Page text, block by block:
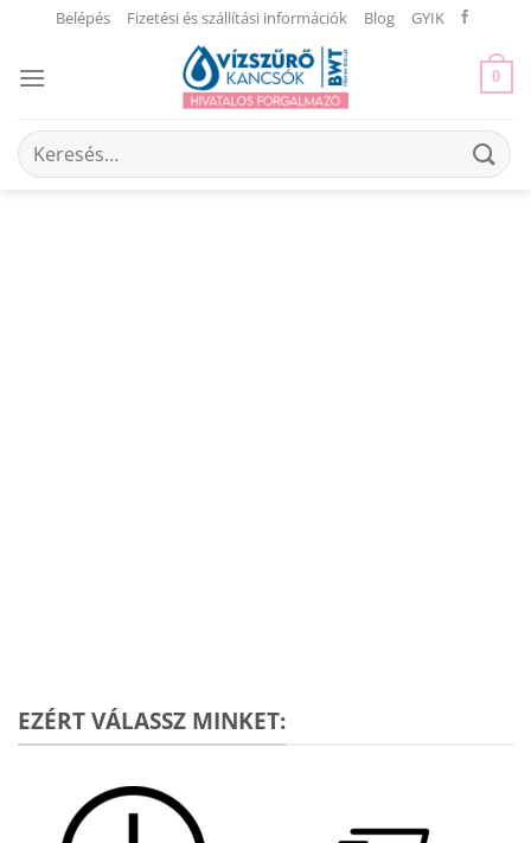
content
Belépés Fizetési és szállítási információk Blog GYIK
0
Keresés
a
EZÉRT VÁLASSZ MINKET: